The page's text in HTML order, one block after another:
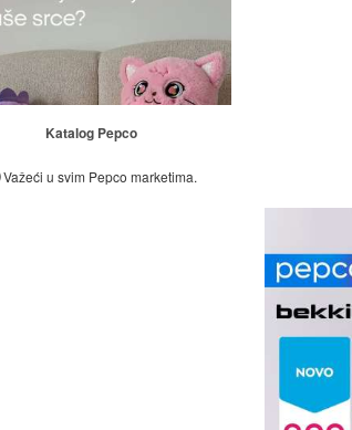
Katalog Pepco
Važeći u svim Pepco marketima.